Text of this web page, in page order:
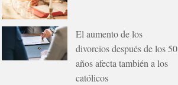
El aumento de los
divorcios después de los 50
años afecta también a los
católicos